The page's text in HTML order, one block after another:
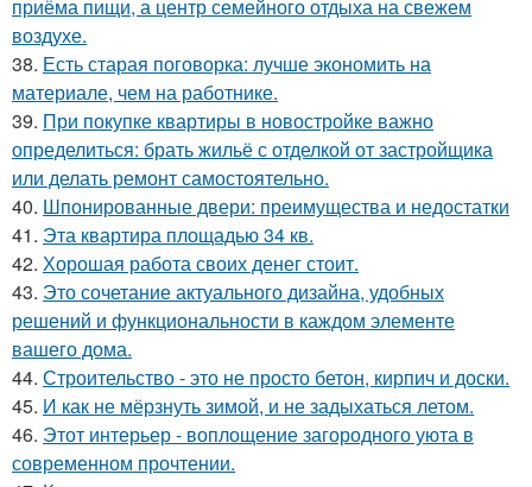
приёма пищи, а центр семейного отдыха на свежем
воздухе.
38. Есть старая поговорка: лучше экономить на
материале, чем на работнике.
39. При покупке квартиры в новостройке важно
определиться: брать жильё с отделкой от застройщика
или делать ремонт самостоятельно.
40. Шпонированные двери: преимущества и недостатки
41. Эта квартира площадью 34 кв.
42. Хорошая работа своих денег стоит.
43. Это сочетание актуального дизайна, удобных
решений и функциональности в каждом элементе
вашего дома.
44. Строительство - это не просто бетон, кирпич и доски.
45. И как не мёрзнуть зимой, и не задыхаться летом.
46. Этот интерьер - воплощение загородного уюта в
современном прочтении.